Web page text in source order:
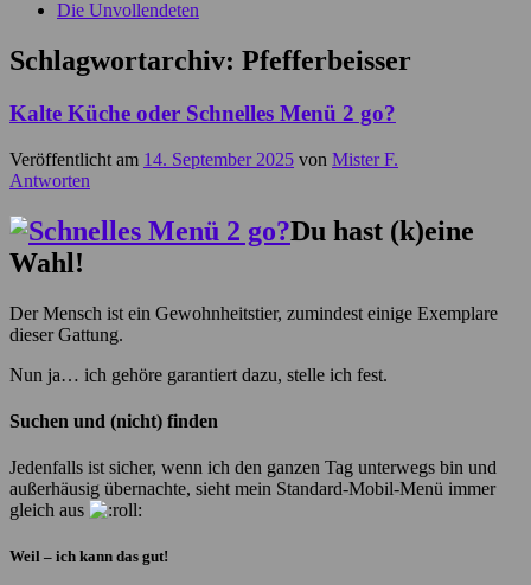
Die Unvollendeten
Schlagwortarchiv: Pfefferbeisser
Kalte Küche oder Schnelles Menü 2 go?
Veröffentlicht am 14. September 2025 von Mister F.
Antworten
Du hast (k)eine
Wahl!
Der Mensch ist ein Gewohnheitstier, zumindest einige Exemplare
dieser Gattung.
Nun ja… ich gehöre garantiert dazu, stelle ich fest.
Suchen und (nicht) finden
Jedenfalls ist sicher, wenn ich den ganzen Tag unterwegs bin und
außerhäusig übernachte, sieht mein Standard-Mobil-Menü immer
gleich aus
Weil – ich kann das gut!